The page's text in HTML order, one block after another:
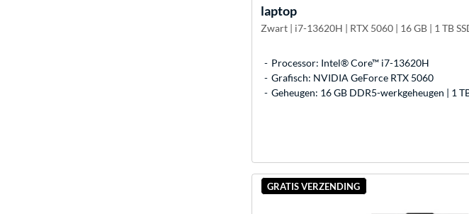
laptop
Zwart | i7-13620H | RTX 5060 | 16 GB | 1 TB
Processor: Intel® Core™ i7-13620H
Grafisch: NVIDIA GeForce RTX 5060
Geheugen: 16 GB DDR5-werkgeheugen | 1
GRATIS VERZENDING